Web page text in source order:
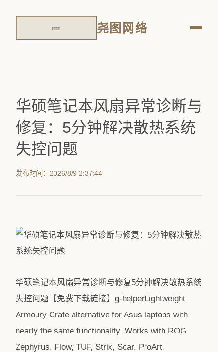
尧图网络
华硕笔记本风扇异常诊断与
修复：5分钟解决散热系统
失控问题
发布时间：2026/8/9 2:37:44
华硕笔记本风扇异常诊断与修复5分钟解决散热系统
失控问题【免费下载链接】g-helperLightweight
Armoury Crate alternative for Asus laptops with
nearly the same functionality. Works with ROG
Zephyrus, Flow, TUF, Strix, Scar, ProArt,